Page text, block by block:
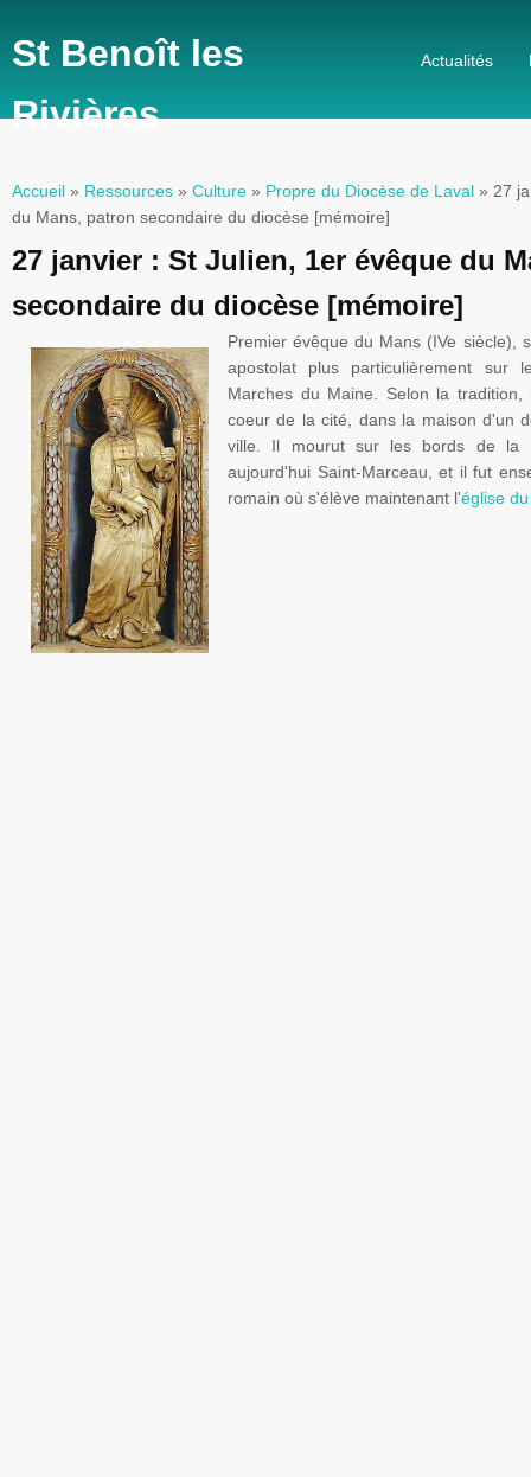
St Benoît les
Rivières
Actualités
Vous êtes ici
Accueil » Ressources » Culture » Propre du Diocèse de Laval » 27
du Mans, patron secondaire du diocèse [mémoire]
27 janvier : St Julien, 1er évêque du
secondaire du diocèse [mémoire]
Premierévêque du Mans (IVe siècle),
apostolat plus particulièrement sur
Marches du Maine. Selon la tradition,
coeur de lacité dansla maison d'un
ville . Il mourut surles bords de la
aujourd'hui Saint-Marceau , et il fut
romain où s'élève maintenant l'église